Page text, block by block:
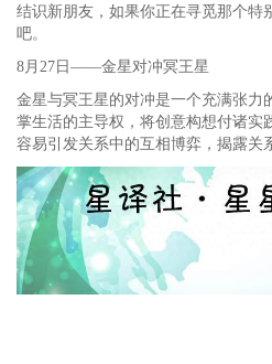
结识新朋友，如果你正在寻觅那个特
吧。
8月27日——金星对冲冥王星
金星与冥王星的对冲是一个充满张力
掌生活的主导权，将创意构想付诸实
容易引发关系中的互相博弈，揭露关